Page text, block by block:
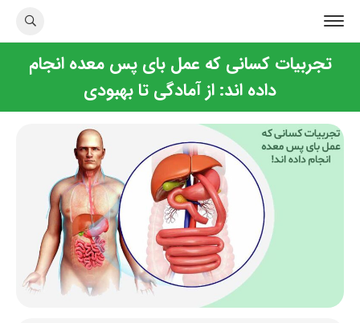
تجربیات کسانی که عمل بای پس معده انجام
داده اند: از آمادگی تا بهبودی